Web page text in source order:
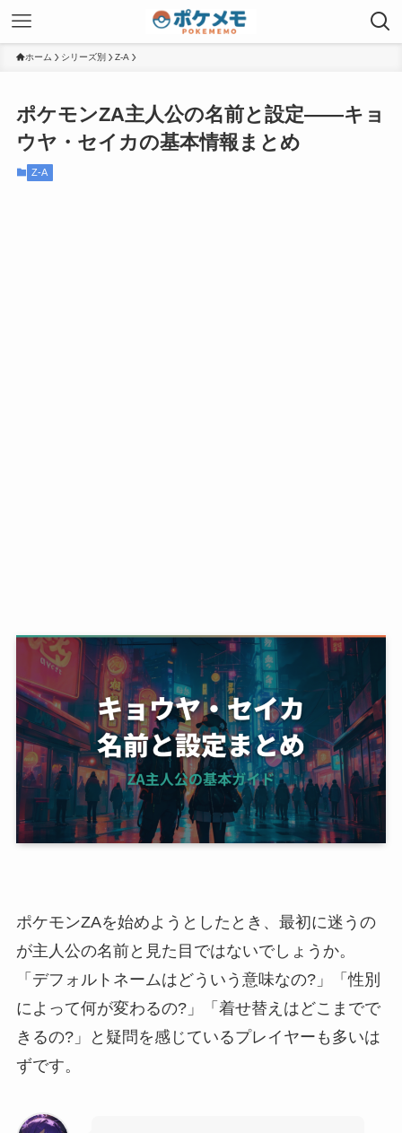
ホーム シリーズ別 Z-A
ポケモンZA主人公の名前と設定——キョ
ウヤ・セイカの基本情報まとめ
Z-A
ポケモンZAを始めようとしたとき、最初に迷うの
が主人公の名前と見た目ではないでしょうか。
「デフォルトネームはどういう意味なの?」「性別
によって何が変わるの?」「着せ替えはどこまでで
きるの?」と疑問を感じているプレイヤーも多いは
ずです。